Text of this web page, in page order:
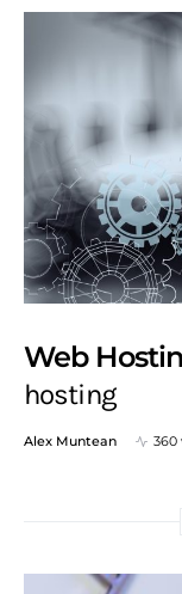
Web
hosting
Alex Muntean 360